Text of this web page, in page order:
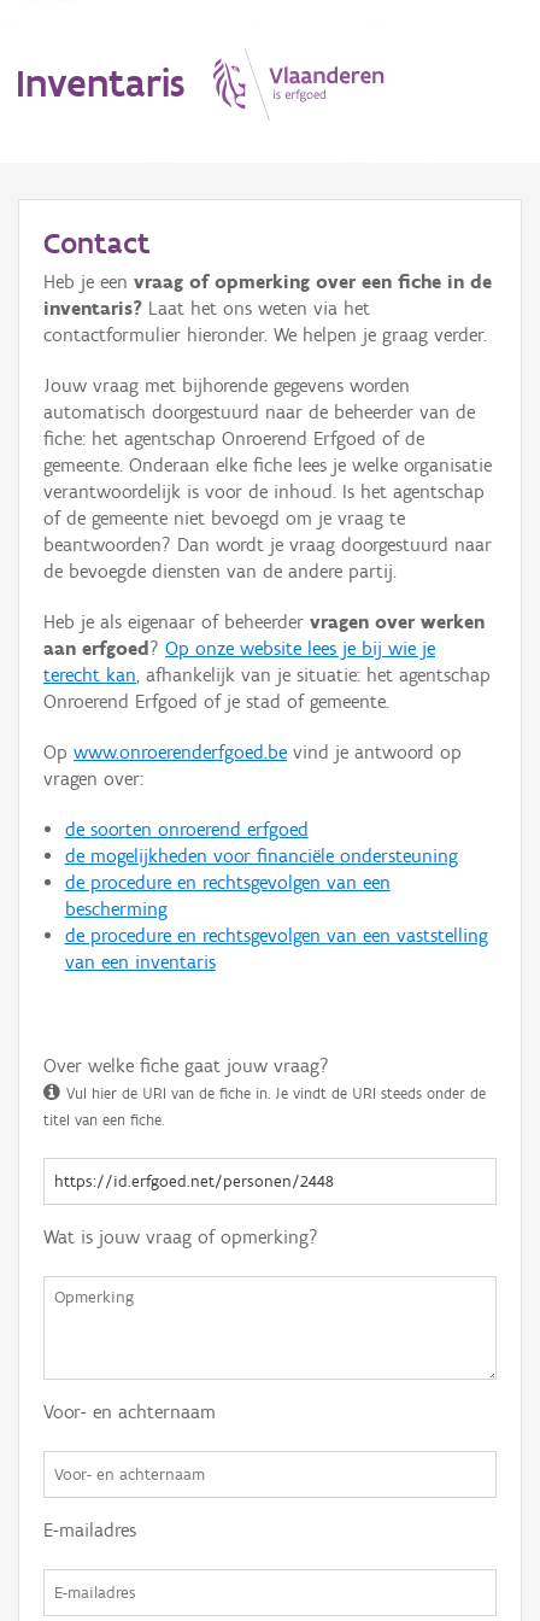
Inventaris
Erfgoedobject
Aanduidingsobject
Waarneming
Thema
Gebeurtenis
Persoon of collectief
Hergebruik
Aanmelden
Contact
Heb je een vraag of opmerking over een fiche in de
inventaris? Laat het ons weten via het
contactformulier hieronder. We helpen je graag verder.
Jouw vraag met bijhorende gegevens worden
automatisch doorgestuurd naar de beheerder van de
fiche: het agentschap Onroerend Erfgoed of de
gemeente. Onderaan elke fiche lees je welke organisatie
verantwoordelijk is voor de inhoud. Is het agentschap
of de gemeente niet bevoegd om je vraag te
beantwoorden? Dan wordt je vraag doorgestuurd naar
de bevoegde diensten van de andere partij.
Heb je als eigenaar of beheerder vragen over werken
aan erfgoed ? Op onze website lees je bij wie je
terecht kan, afhankelijk van je situatie: het agentschap
Onroerend Erfgoed of je stad of gemeente.
Op www.onroerenderfgoed.be vind je antwoord op
vragen over:
de soorten onroerend erfgoed
de mogelijkheden voor financiële ondersteuning
de procedure en rechtsgevolgen van een
bescherming
de procedure en rechtsgevolgen van een vaststelling
van een inventaris
Over welke fiche gaat jouw vraag?
Vul hier de URI van de fiche in. Je vindt de URI steeds onder de
titel van een fiche.
Wat is jouw vraag of opmerking?
Voor- en achternaam
E-mailadres